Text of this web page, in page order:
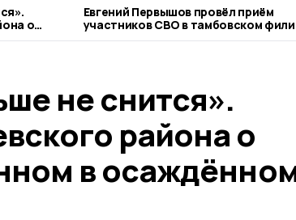
о
Евгений Первышов провёл приём
участников СВО в тамбовском
фонда «Защитники Отечества»
не снится».
района о
в